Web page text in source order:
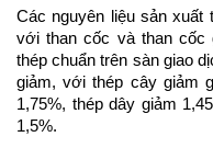
Các nguyên liệu sản xuất
với than cốc và than cốc
thép chuẩn trên sàn giao
giảm, với thép cây giảm
1,75%, thép dây giảm
1,5%.